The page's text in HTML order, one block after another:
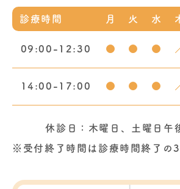
診療時間 月 火 水
09:00-12:30 ● ● ●
14:00-17:00 ● ● ●
休診日：木曜日、土曜日午
※受付終了時間は診療時間終了の